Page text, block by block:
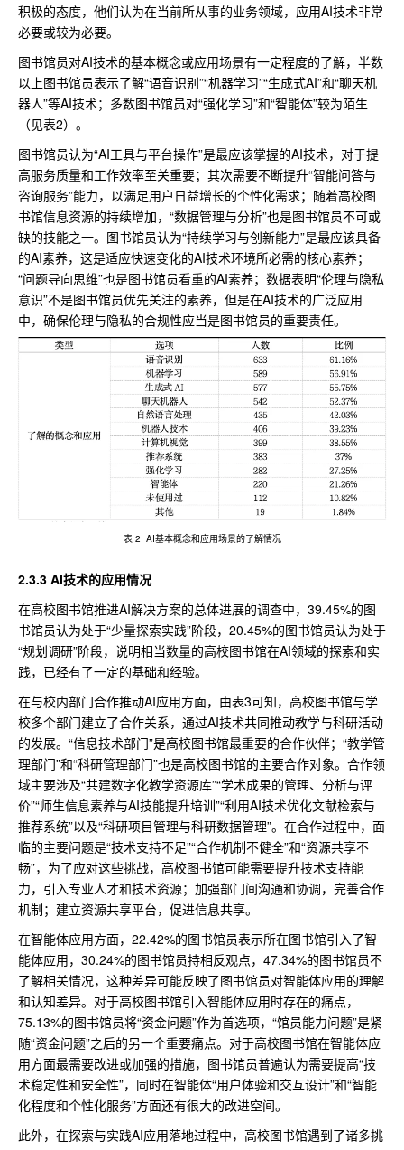
积极的态度，他们认为在当前所从事的业务领域，应用AI技术非常
必要或较为必要。
图书馆员对AI技术的基本概念或应用场景有一定程度的了解，半数
以上图书馆员表示了解“语音识别”“机器学习”“生成式AI”和“聊天机
器人”等AI技术；多数图书馆员对“强化学习”和“智能体”较为陌生
（见表2）。
图书馆员认为“AI工具与平台操作”是最应该掌握的AI技术，对于提
高服务质量和工作效率至关重要；其次需要不断提升“智能问答与
咨询服务”能力，以满足用户日益增长的个性化需求；随着高校图
书馆信息资源的持续增加，“数据管理与分析”也是图书馆员不可或
缺的技能之一。图书馆员认为“持续学习与创新能力”是最应该具备
的AI素养，这是适应快速变化的AI技术环境所必需的核心素养；
“问题导向思维”也是图书馆员看重的AI素养；数据表明“伦理与隐私
意识”不是图书馆员优先关注的素养，但是在AI技术的广泛应用
中，确保伦理与隐私的合规性应当是图书馆员的重要责任。
表 2 AI基本概念和应用场景的了解情况
2.3.3 AI技术的应用情况
在高校图书馆推进AI解决方案的总体进展的调查中，39.45%的图
书馆员认为处于“少量探索实践”阶段，20.45%的图书馆员认为处于
“规划调研”阶段，说明相当数量的高校图书馆在AI领域的探索和实
践，已经有了一定的基础和经验。
在与校内部门合作推动AI应用方面，由表3可知，高校图书馆与学
校多个部门建立了合作关系，通过AI技术共同推动教学与科研活动
的发展。“信息技术部门”是高校图书馆最重要的合作伙伴；“教学管
理部门”和“科研管理部门”也是高校图书馆的主要合作对象。合作领
域主要涉及“共建数字化教学资源库”“学术成果的管理、分析与评
价”“师生信息素养与AI技能提升培训”“利用AI技术优化文献检索与
推荐系统”以及“科研项目管理与科研数据管理”。在合作过程中，面
临的主要问题是“技术支持不足”“合作机制不健全”和“资源共享不
畅”，为了应对这些挑战，高校图书馆可能需要提升技术支持能
力，引入专业人才和技术资源；加强部门间沟通和协调，完善合作
机制；建立资源共享平台，促进信息共享。
在智能体应用方面，22.42%的图书馆员表示所在图书馆引入了智
能体应用，30.24%的图书馆员持相反观点，47.34%的图书馆员不
了解相关情况，这种差异可能反映了图书馆员对智能体应用的理解
和认知差异。对于高校图书馆引入智能体应用时存在的痛点，
75.13%的图书馆员将“资金问题”作为首选项，“馆员能力问题”是紧
随“资金问题”之后的另一个重要痛点。对于高校图书馆在智能体应
用方面最需要改进或加强的措施，图书馆员普遍认为需要提高“技
术稳定性和安全性”，同时在智能体“用户体验和交互设计”和“智能
化程度和个性化服务”方面还有很大的改进空间。
此外，在探索与实践AI应用落地过程中，高校图书馆遇到了诸多挑